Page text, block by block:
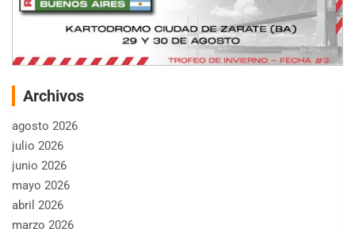
Archivos
agosto 2026
julio 2026
junio 2026
mayo 2026
abril 2026
marzo 2026